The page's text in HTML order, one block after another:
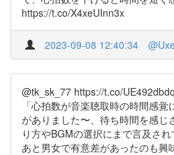
https://t.co/X4xeUInn3x
2023-09-08 12:40:34
@tk_sk_77 https://t.co/
「心拍数が音楽聴取時の時間感
がありました〜、待ち時間を感じ
り方やBGMの選択にまで言及され
あと男女で有意差があったのも興